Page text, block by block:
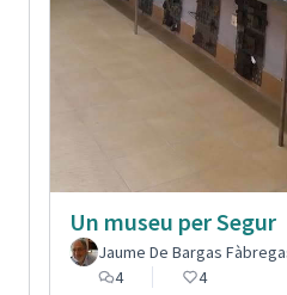
Un museu per Segur
Jaume De Bargas
4
4